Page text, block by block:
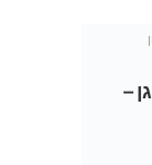
–